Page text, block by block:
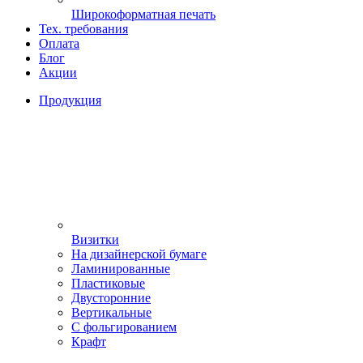
Широкоформатная печать
Тех. требования
Оплата
Блог
Акции
Продукция
Визитки
На дизайнерской бумаге
Ламинированные
Пластиковые
Двусторонние
Вертикальные
С фольгированием
Крафт